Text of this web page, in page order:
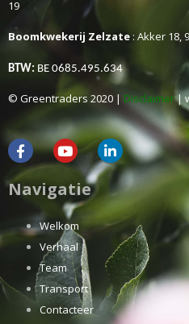
19
Boomkwekerij Zelzate : Akker 18,
BTW: BE 0685.495.634
© Greentraders 2020 | Disclaimer|
Navigatie
Welkom
Verhaal
Team
Transport
Contacteer